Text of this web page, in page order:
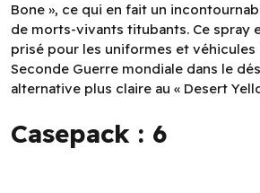
Bone », ce qui en fait un
de morts-vivants titubants. Ce spray
prisé pour les uniformes et véhicules
Seconde Guerre mondiale dans le
alternative plus claire au « Desert
Casepack : 6